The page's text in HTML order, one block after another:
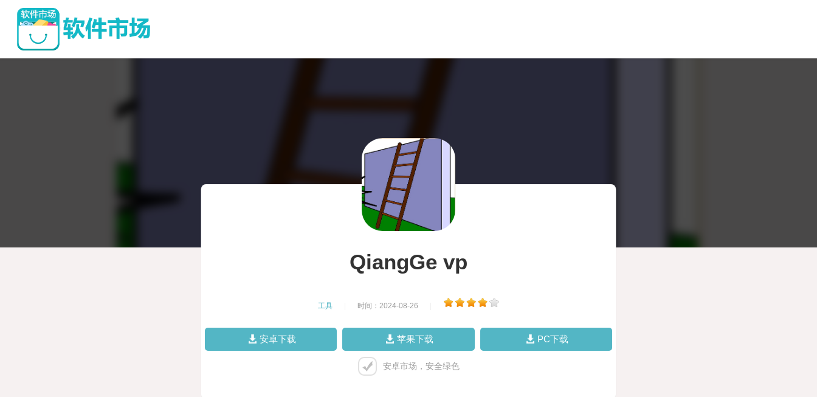
QiangGe vp
工具 时间：2024-08-26
安卓下载 苹果下载 PC下载
安卓市场，安全绿色